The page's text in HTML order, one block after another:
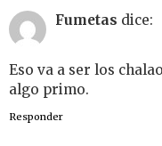
Fumetas dice:
Eso va a ser los
algo primo.
Responder